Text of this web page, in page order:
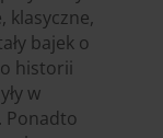
klasyczne,
bajek o
historii
w
Ponadto